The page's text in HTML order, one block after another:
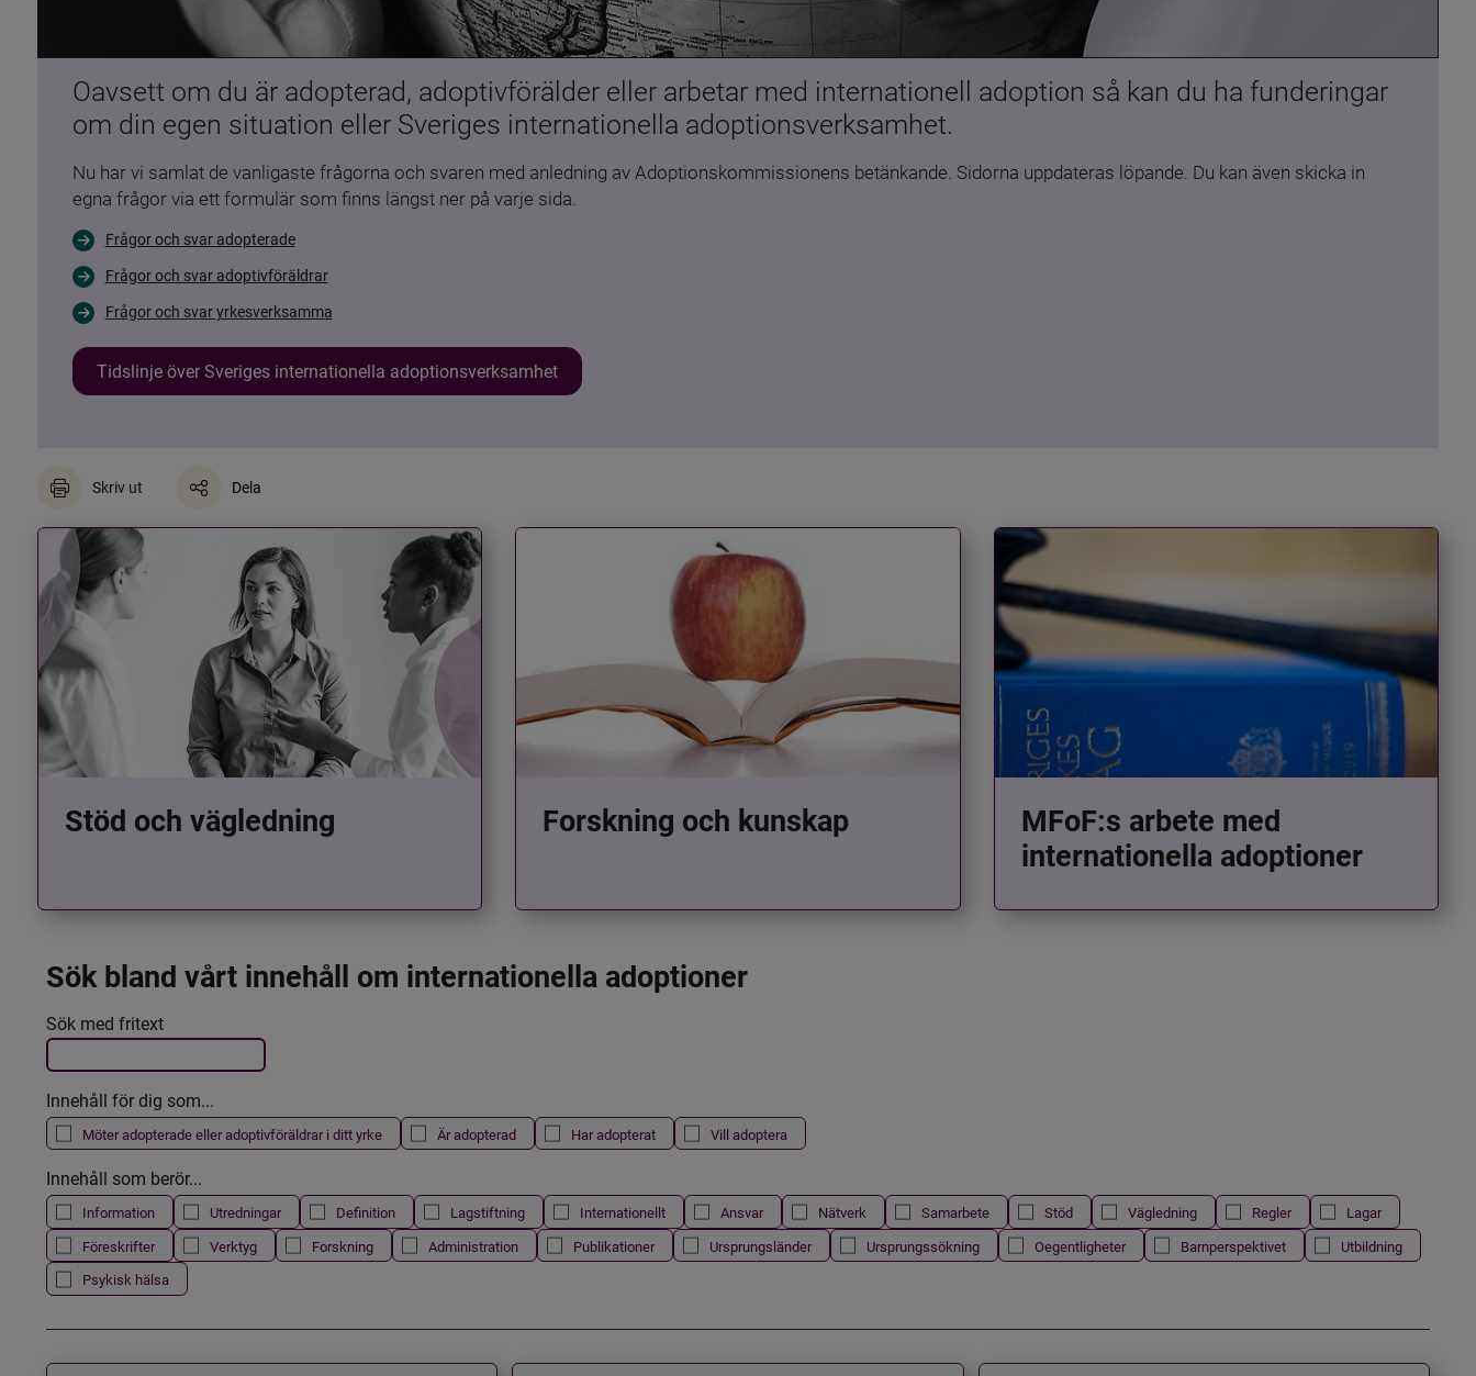
Oavsett om du är adopterad, adoptivförälder eller arbetar med internationell adoption så kan du ha funderingar
om din egen situation eller Sveriges internationella adoptionsverksamhet.
Nu har vi samlat de vanligaste frågorna och svaren med anledning av Adoptionskommissionens betänkande. Sidorna uppdateras löpande. Du kan även skicka in
egna frågor via ett formulär som finns längst ner på varje sida.
Frågor och svar adopterade
Frågor och svar adoptivföräldrar
Frågor och svar yrkesverksamma
Tidslinje över Sveriges internationella adoptionsverksamhet
Skriv ut Dela
Stöd och vägledning Forskning och kunskap
MFoF:s arbete med
internationella adoptioner
Sök bland vårt innehåll om internationella adoptioner
Filtrera resultatet
Det här formuläret postas automatiskt
Sök med fritext
Innehåll för dig som...
Möter adopterade eller adoptivföräldrar i ditt yrke Är adopterad Har adopterat Vill adoptera
Innehåll som berör...
Information Utredningar Definition Lagstiftning Internationellt Ansvar Nätverk Samarbete Stöd Vägledning Regler
Lagar
Föreskrifter
Verktyg Forskning Administration Publikationer Ursprungsländer Ursprungssökning Oegentligheter Barnperspektivet
Utbildning
Psykisk hälsa